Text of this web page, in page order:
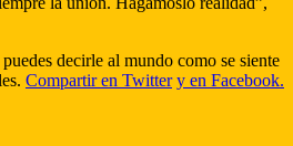
decirle al mundo como se siente
Compartir en Twitter y en Facebook.